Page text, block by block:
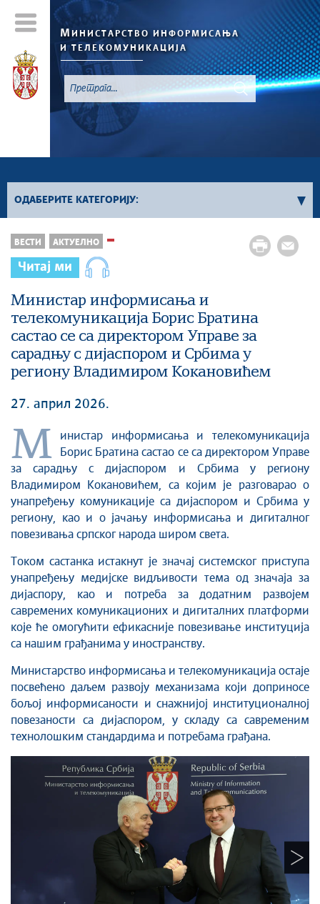
МИНИСТАРСТВО ИНФОРМИСАЊА
И ТЕЛЕКОМУНИКАЦИЈА
ОДАБЕРИТЕ КАТЕГОРИЈУ:
Конкурси из области информисања
Конкурси из области телекомуникација
Конкурси из области информационог
друштва
ВЕСТИ АКТУЕЛНО
Читај ми
Министар информисања и
телекомуникација Борис Братина
састао се са директором Управе за
сарадњу с дијаспором и Србима у
региону Владимиром Кокановићем
27. април 2026.
М
инистар информисања и телекомуникација
Борис Братина састао се са директором Управе
за сарадњу с дијаспором и Србима у региону
Владимиром Кокановићем, са којим је разговарао о
унапређењу комуникације са дијаспором и Србима у
региону, као и о јачању информисања и дигиталног
повезивања српског народа широм света.
Током састанка истакнут је значај системског приступа
унапређењу медијске видљивости тема од значаја за
дијаспору, као и потреба за додатним развојем
савремених комуникационих и дигиталних платформи
које ће омогућити ефикасније повезивање институција
са нашим грађанима у иностранству.
Министарство информисања и телекомуникација остаје
посвећено даљем развоју механизама који доприносе
бољој информисаности и снажнијој институционалној
повезаности са дијаспором, у складу са савременим
технолошким стандардима и потребама грађана.